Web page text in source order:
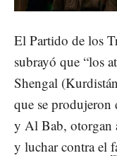
El Partido de los
subrayó que “los
Shengal
que se produjeron
y Al Bab, otorgan
y luchar contra el